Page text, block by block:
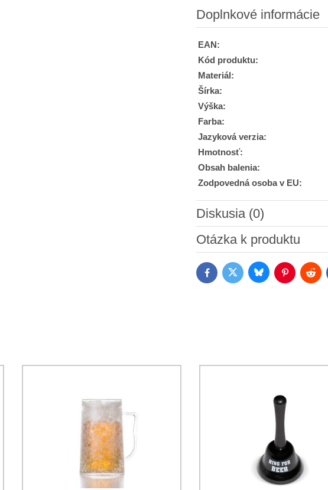
Doplnkové informácie
EAN:
Kód produktu:
Materiál:
Šírka:
Výška:
Farba:
Jazyková verzia:
Hmotnosť:
Obsah balenia:
Zodpovedná osoba v EU:
Diskusia (0)
Nový komentár
Oboznámil som sa s
Otázka k produktu
FacebookTwitter BlueskyPinterestReddit